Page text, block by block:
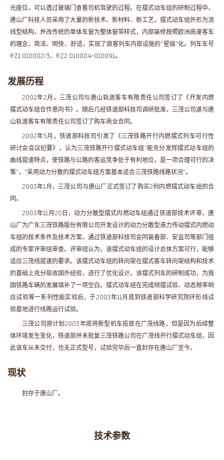
光座位，可以透过玻璃门查看司机驾驶的过程。在摆式动车组的研制过程中，
唐山厂科技人员采用了大量的新技术、新材料、新工艺，摆式动车组外形为流
线型结构，并改传统的单体车窗为整体窗带样式，内部装修按照欧洲高速客车
的理念，简洁、明快、舒适，实现了旅客列车内部设施的“星级”化。列车车号
RZ1 010082/3、RZ2 010084-010091。
发展历程
2002年2月，三茂公司与唐山轨道客车有限责任公司签订了《开发内燃
摆式动车组合作意向书》。随后几经铁道部科技司调研批准，三茂公司遂与唐
山轨道客车有限责任公司签订了购车商业合同。
2002年5月，铁道部科技司引发了《三茂铁路开行内燃摆式列车可行性
研讨会会议纪要》，认为三茂铁路开行摆式动车组“能充分发挥摆式动车组的
曲线提速特点，使铁路与公路的客运竞争处于有利地位，是一项合理可行的决
策”，“采用动力分散的摆式动车组方案基本适合三茂铁路线路状况”。
2003年1月，三茂公司与唐山厂正式签订了购买2列内燃摆式动车组的合
同。
2003年11月20日，动力分散型摆式内燃动车组通过铁道部技术评审，唐
山厂为广东三茂铁路股份有限公司开发设计的动力分散型液力传动摆式内燃动
车组的技术条件及技术方案，通过铁道部科技司会同装备部、安监司等部门组
成的专家评审组审查。评审组认为，该摆式动车组的设计总体方案可行，能够
适应三茂线提速的要求。该摆式动车组的转向架在摆式客车转向架结构和技术
的基础上充分吸收国外经验，进行了优化设计。该摆式列车的研制成功，为我
国铁路车辆的发展填补了一项空白。摆式动车组在完成倾摆试验、动态频率响
应试验等一系列性能实验后，于2003年11月底到铁道部科学研究院环形线试
验基地进行线路运行试验。
三茂公司原计划2003年底将新型机车投放在广茂线路，但是因为后续整
体环境发生变化，铁道部并未批复三茂铁路公司在广茂线开行摆式动车组，因
此该车从未交付，也无正式型号，试验完毕后一直封存在唐山厂至今。
现状
封存于唐山厂。
技术参数